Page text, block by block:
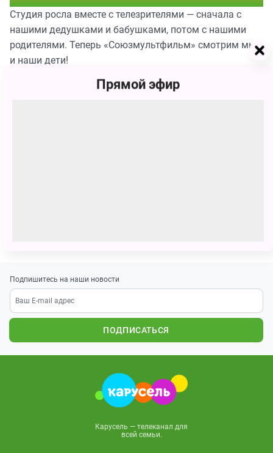
Студия росла вместе с телезрителями — сначала с
нашими дедушками и бабушками, потом с нашими
родителями. Теперь «Союзмультфильм» смотрим мы
и наши дети!
Сегодня телеканал «Карусель» покажет ваши
Подпишитесь на наши новости
ПОДПИСАТЬСЯ
Карусель — телеканал для
всей семьи.
Прямой эфир